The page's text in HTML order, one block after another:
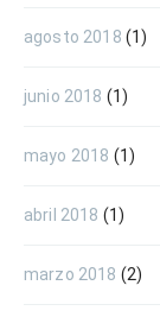
agosto 2018 (1)
junio 2018 (1)
mayo 2018 (1)
abril 2018 (1)
marzo 2018 (2)